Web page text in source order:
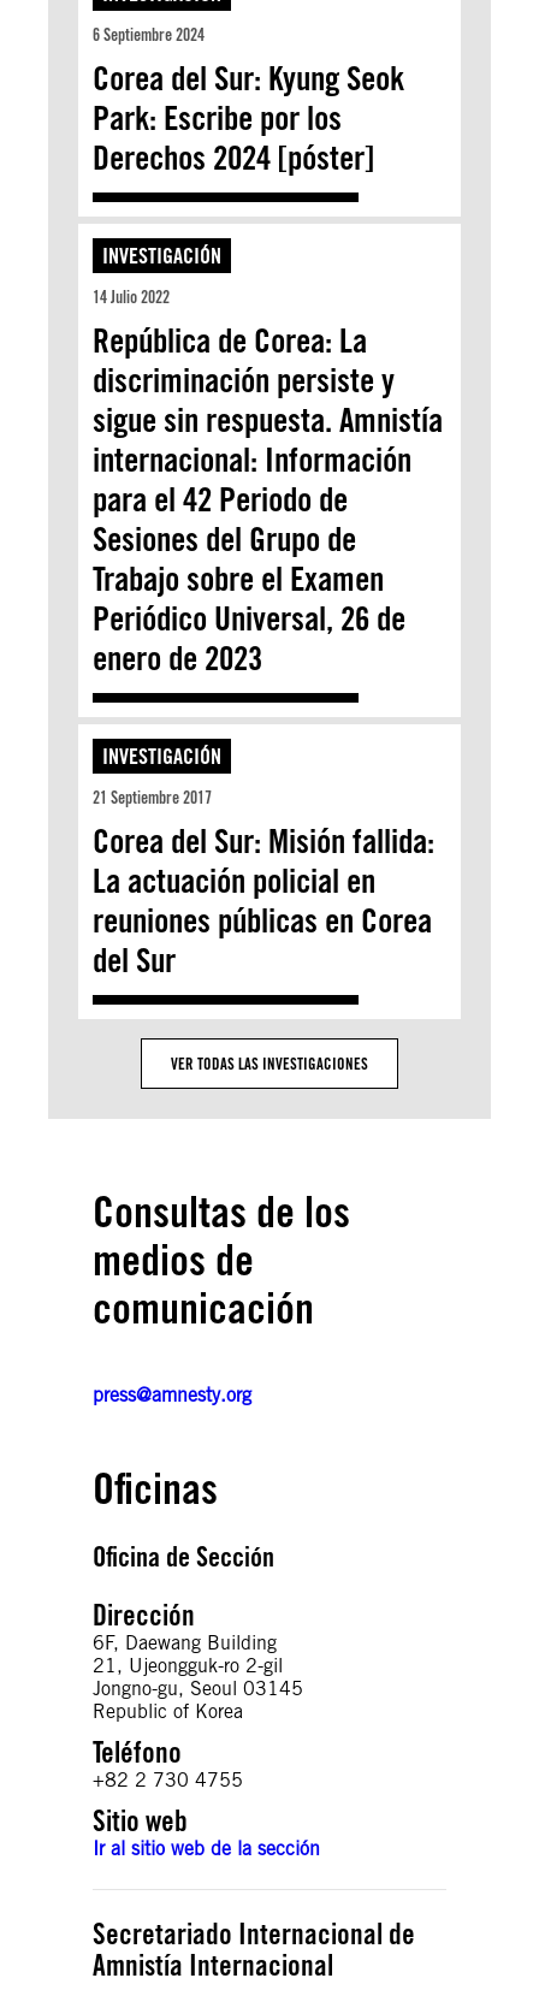
6 Septiembre 2024
Corea del Sur: Kyung Seok
Park: Escribe por los
Derechos 2024 [póster]
INVESTIGACIÓN
14 Julio 2022
República de Corea: La
discriminación persiste y
sigue sin respuesta. Amnistía
internacional: Información
para el 42 Periodo de
Sesiones del Grupo de
Trabajo sobre el Examen
Periódico Universal, 26 de
enero de 2023
INVESTIGACIÓN
21 Septiembre 2017
Corea del Sur: Misión fallida:
La actuación policial en
reuniones públicas en Corea
del Sur
VER TODAS LAS INVESTIGACIONES
Consultas de los
medios de
comunicación
press@amnesty.org
Oficinas
Oficina de Sección
Dirección
6F, Daewang Building
21, Ujeongguk-ro 2-gil
Jongno-gu, Seoul 03145
Republic of Korea
Teléfono
+82 2 730 4755
Sitio web
Ir al sitio web de la sección
Secretariado Internacional de
Amnistía Internacional